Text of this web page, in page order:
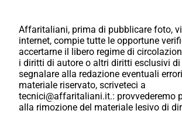
Affaritaliani, prima di pubblicare foto,
internet, compie tutte le opportune
accertarne il libero regime di
i diritti di autore o altri diritti esclusivi di
segnalare alla redazione eventuali errori
materiale riservato, scriveteci a
tecnici@affaritaliani.it.: provvederemo
alla rimozione del materiale lesivo di